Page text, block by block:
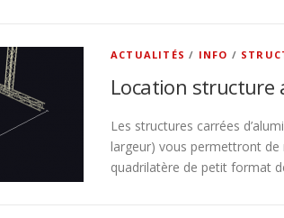
ACTUALITÉS / INFO /
Location structure
Les structures carrées
largeur) vous permettront
quadrilatère de petit format